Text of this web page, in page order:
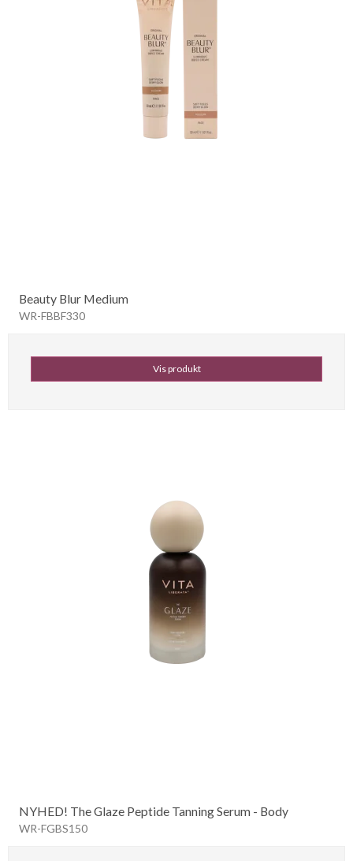
Beauty Blur Medium
WR-FBBF330
Vis produkt
NYHED! The Glaze Peptide Tanning Serum - Body
WR-FGBS150